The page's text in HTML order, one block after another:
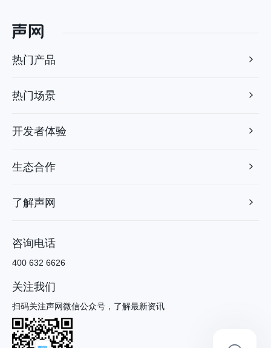
热门产品
热门场景
开发者体验
生态合作
了解声网
咨询电话
400 632 6626
关注我们
扫码关注声网微信公众号，了解最新资讯